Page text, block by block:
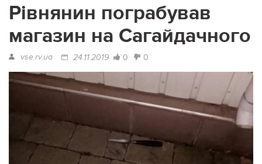
Рівнянин пограбував
магазин на Сагайдачного
vse.rv.ua 24.11.2019 0 0